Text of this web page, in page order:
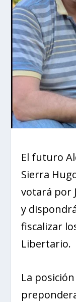
El futuro
Sierra
votará por
y
fiscalizar
Libertario.
La